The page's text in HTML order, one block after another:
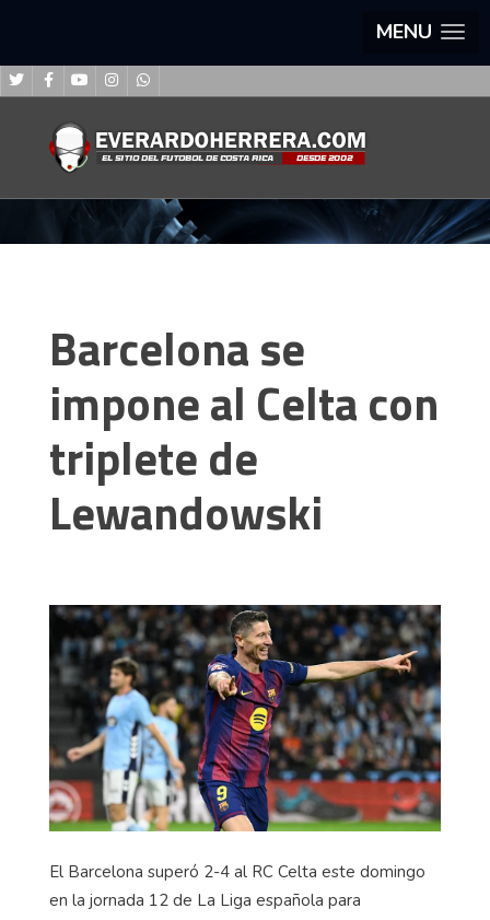
MENU
Barcelona se
impone al Celta con
triplete de
Lewandowski
El Barcelona superó 2-4 al RC Celta este domingo
en la jornada 12 de La Liga española para